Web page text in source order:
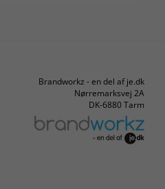
Brandworkz - en del af je.dk
Nørremarksvej 2A
DK-6880 Tarm